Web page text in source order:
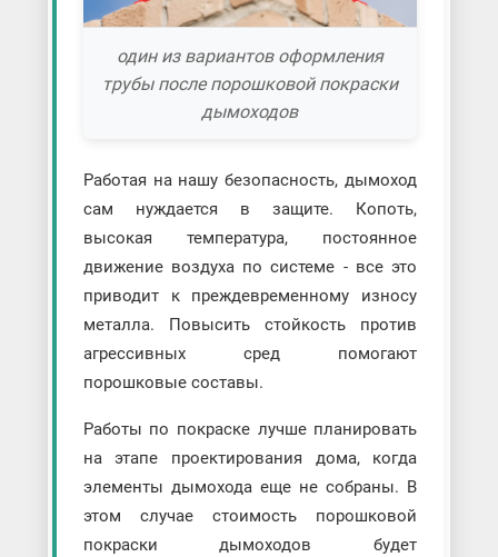
один из вариантов оформления
трубы после порошковой покраски
дымоходов
Работая на нашу безопасность, дымоход
сам нуждается в защите. Копоть,
высокая температура, постоянное
движение воздуха по системе - все это
приводит к преждевременному износу
металла. Повысить стойкость против
агрессивных сред помогают
порошковые составы.
Работы по покраске лучше планировать
на этапе проектирования дома, когда
элементы дымохода еще не собраны. В
этом случае стоимость порошковой
покраски дымоходов будет